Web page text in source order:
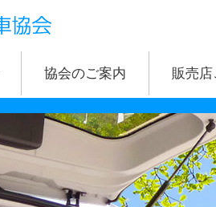
協会のご案内 販売